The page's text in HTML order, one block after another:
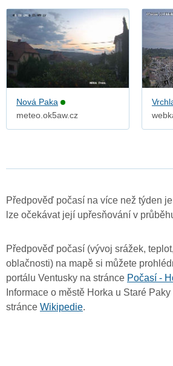
Nová Paka
meteo.ok5aw.cz
Předpověď počasí na více než týden
lze očekávat její upřesňování v
Předpověď počasí (vývoj srážek,
oblačnosti) na mapě si můžete
portálu Ventusky na stránce Počasí -
Informace o městě Horka u Staré
stránce Wikipedie.